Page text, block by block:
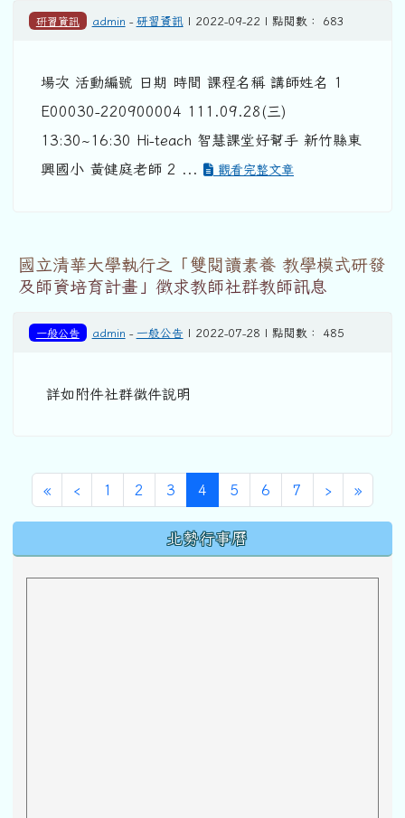
研習資訊 admin - 研習資訊| 2022-09-22 | 點閱數： 683
場次 活動編號 日期 時間 課程名稱 講師姓名 1
E00030-220900004 111.09.28(三)
13:30~16:30 Hi-teach 智慧課堂好幫手 新竹縣東
興國小 黃健庭老師 2 ...
觀看完整文章
國立清華大學執行之「雙閱讀素養 教學模式研發
及師資培育計畫」徵求教師社群教師訊息
一般公告 admin - 一般公告 | 2022-07-28 | 點閱數： 485
詳如附件社群徵件說明
«第一頁
‹ 上一頁
1 2 3 4 (目前頁次)
5 6 7 ›下一頁
»最後頁
北勢行事曆